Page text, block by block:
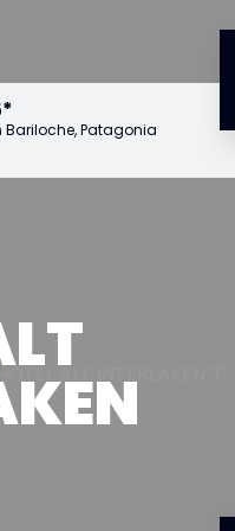
Bariloche, Patagonia